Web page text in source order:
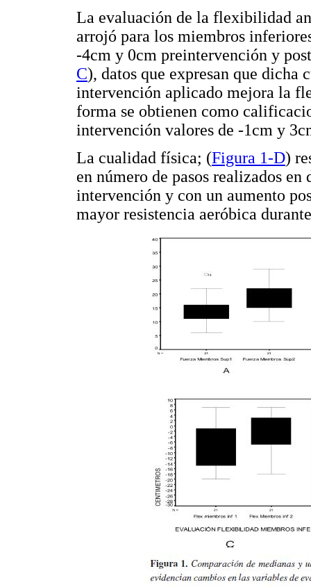
La evaluación de la flexibilidad
arrojó para los miembros
-4cm y 0cm preintervención y
C), datos que expresan que dicha
intervención aplicado mejora la
forma se obtienen como
intervención valores de -1cm y
La cualidad física; (Figura 1-D)
en número de pasos realizados
intervención y con un aumento
mayor resistencia aeróbica